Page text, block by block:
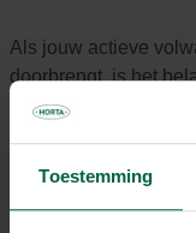
Toestemming
Als jouw actieve
doorbrengt, is het
ondersteuning van
CANIN® Outdoor 7+